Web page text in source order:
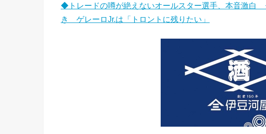
◆トレードの噂が絶えないオールスター選手、本音激
き ゲレーロJr.は「トロントに残りたい」